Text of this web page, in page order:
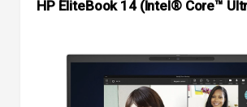
HP EliteBook 14 (Intel® Core™